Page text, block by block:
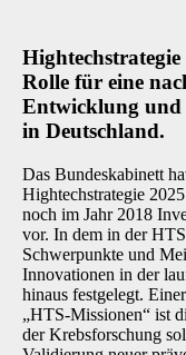
Rolle für eine
Entwicklung und
in Deutschland.
Das Bundeskabinett
Hightechstrategie
noch im Jahr 2018
vor. In dem in der
Schwerpunkte und
Innovationen in der
hinaus festgelegt.
„HTS-Missionen“ ist
der Krebsforschung